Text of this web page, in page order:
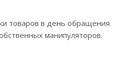
товаров в день обращения
манипуляторов.